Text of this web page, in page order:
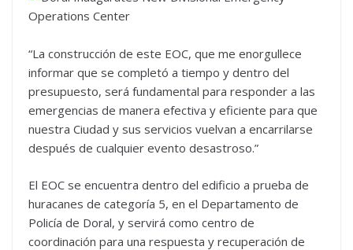
“La construcción de este EOC, que me enorgullece
informar que se completó a tiempo y dentro del
presupuesto, será fundamental para responder a las
emergencias de manera efectiva y eficiente para que
nuestra Ciudad y sus servicios vuelvan a encarrilarse
después de cualquier evento desastroso.”
El EOC se encuentra dentro del edificio a prueba de
huracanes de categoría 5, en el Departamento de
Policía de Doral, y servirá como centro de
coordinación para una respuesta y recuperación de